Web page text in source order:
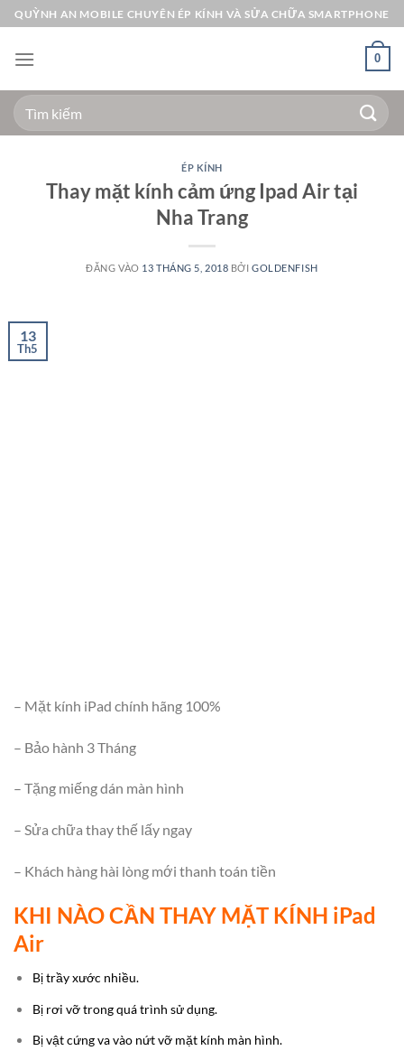
Bỏ
qua
nội
QUỲNH AN MOBILE CHUYÊN ÉP KÍNH VÀ SỬA CHỮA SMARTPHONE
0
Tìm
kiếm:
ÉP KÍNH
Thay mặt kính cảm ứng Ipad Air tại
Nha Trang
ĐĂNG VÀO 13 THÁNG 5, 2018 BỞIGOLDENFISH
13
Th5
– Mặt kính iPad chính hãng 100%
– Bảo hành 3 Tháng
– Tặng miếng dán màn hình
– Sửa chữa thay thế lấy ngay
– Khách hàng hài lòng mới thanh toán tiền
KHI NÀO CẦN THAY MẶT KÍNH iPad
Air
Bị trầy xước nhiều.
Bị rơi vỡ trong quá trình sử dụng.
Bị vật cứng va vào nứt vỡ mặt kính màn hình.